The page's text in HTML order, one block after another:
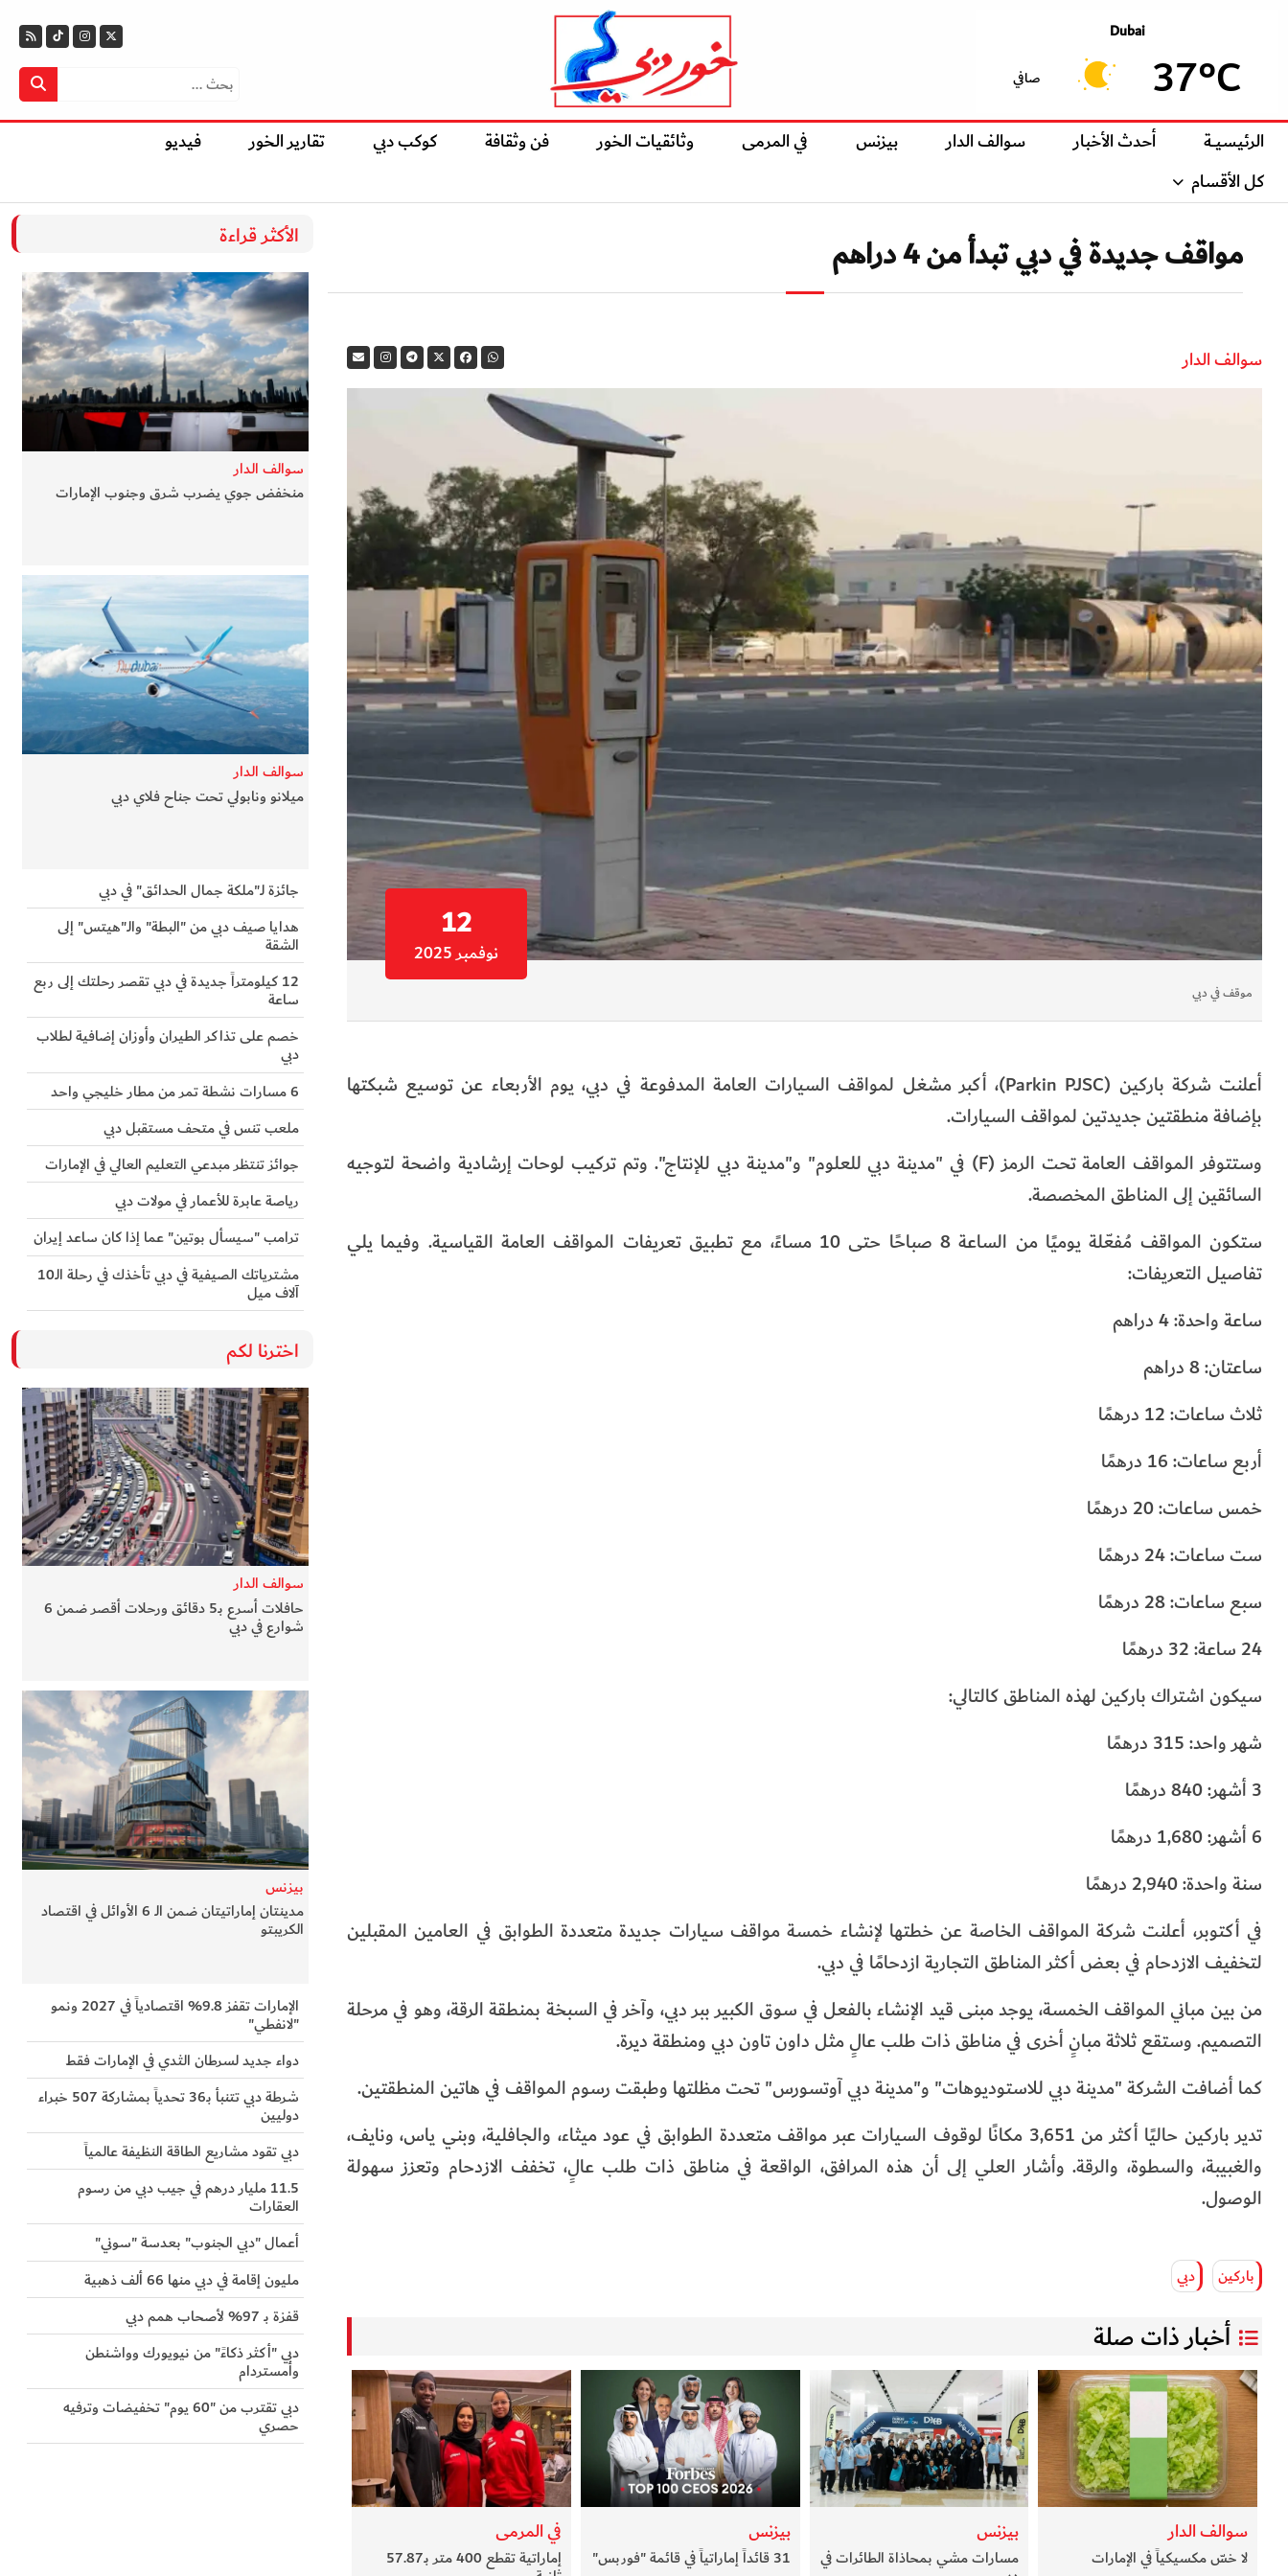
Dubai
37°C صافي
الرئيسيــة أحدث الأخبار سوالف الدار بيزنس في المرمى وثائقيات الخور فن وثقافة كوكب دبي تقارير الخور
فيديو
كل الأقسام
مواقف جديدة في دبي تبدأ من 4 دراهم
سوالف الدار
12
نوفمبر 2025
موقف في دبي
أعلنت شركة باركين (Parkin PJSC)، أكبر مشغل لمواقف السيارات العامة المدفوعة في دبي، يوم الأربعاء عن توسيع شبكتها
بإضافة منطقتين جديدتين لمواقف السيارات.
وستتوفر المواقف العامة تحت الرمز (F) في "مدينة دبي للعلوم" و"مدينة دبي للإنتاج". وتم تركيب لوحات إرشادية واضحة لتوجيه
السائقين إلى المناطق المخصصة.
ستكون المواقف مُفعّلة يوميًا من الساعة 8 صباحًا حتى 10 مساءً، مع تطبيق تعريفات المواقف العامة القياسية. وفيما يلي
تفاصيل التعريفات:
ساعة واحدة: 4 دراهم
ساعتان: 8 دراهم
ثلاث ساعات: 12 درهمًا
أربع ساعات: 16 درهمًا
خمس ساعات: 20 درهمًا
ست ساعات: 24 درهمًا
سبع ساعات: 28 درهمًا
24 ساعة: 32 درهمًا
سيكون اشتراك باركين لهذه المناطق كالتالي:
شهر واحد: 315 درهمًا
3 أشهر: 840 درهمًا
6 أشهر: 1,680 درهمًا
سنة واحدة: 2,940 درهمًا
في أكتوبر، أعلنت شركة المواقف الخاصة عن خطتها لإنشاء خمسة مواقف سيارات جديدة متعددة الطوابق في العامين المقبلين
لتخفيف الازدحام في بعض أكثر المناطق التجارية ازدحامًا في دبي.
من بين مباني المواقف الخمسة، يوجد مبنى قيد الإنشاء بالفعل في سوق الكبير ببر دبي، وآخر في السبخة بمنطقة الرقة، وهو في مرحلة
التصميم. وستقع ثلاثة مبانٍ أخرى في مناطق ذات طلب عالٍ مثل داون تاون دبي ومنطقة ديرة.
كما أضافت الشركة "مدينة دبي للاستوديوهات" و"مدينة دبي آوتسورس" تحت مظلتها وطبقت رسوم المواقف في هاتين المنطقتين.
تدير باركين حاليًا أكثر من 3,651 مكانًا لوقوف السيارات عبر مواقف متعددة الطوابق في عود ميثاء، والجافلية، وبني ياس، ونايف،
والغبيبة، والسطوة، والرقة. وأشار العلي إلى أن هذه المرافق، الواقعة في مناطق ذات طلب عالٍ، تخفف الازدحام وتعزز سهولة
الوصول.
باركين دبي
أخبار ذات صلة
سوالف الدار
لا خسّ مكسيكياً في الإمارات
بيزنس
مسارات مشي بمحاذاة الطائرات في
بيزنس
31 قائداً إماراتياً في قائمة "فوربس"
في المرمى
إماراتية تقطع 400 متر بـ57.87
الأكثر قراءة
سوالف الدار
منخفض جوي يضرب شرق وجنوب الإمارات
سوالف الدار
ميلانو ونابولي تحت جناح فلاي دبي
جائزة لـ"ملكة جمال الحدائق" في دبي
هدايا صيف دبي من "البطة" والـ"هيتس" إلى
الشقة
12 كيلومتراً جديدة في دبي تقصر رحلتك إلى ربع
ساعة
خصم على تذاكر الطيران وأوزان إضافية لطلاب
دبي
6 مسارات نشطة تمر من مطار خليجي واحد
ملعب تنس في متحف مستقبل دبي
جوائز تنتظر مبدعي التعليم العالي في الإمارات
رياصة عابرة للأعمار في مولات دبي
ترامب "سيسأل بوتين" عما إذا كان ساعد إيران
مشترياتك الصيفية في دبي تأخذك في رحلة الـ10
آلاف ميل
اخترنا لكم
سوالف الدار
حافلات أسرع بـ5 دقائق ورحلات أقصر ضمن 6
شوارع في دبي
بيزنس
مدينتان إماراتيتان ضمن الـ 6 الأوائل في اقتصاد
الكريبتو
الإمارات تقفز 9.8% اقتصادياً في 2027 ونمو
"لانفطي"
دواء جديد لسرطان الثدي في الإمارات فقط
شرطة دبي تتنبأ بـ36 تحدياً بمشاركة 507 خبراء
دوليين
دبي تقود مشاريع الطاقة النظيفة عالمياً
11.5 مليار درهم في جيب دبي من رسوم
العقارات
أعمال "دبي الجنوب" بعدسة "سوني"
مليون إقامة في دبي منها 66 ألف ذهبية
قفزة بـ 97% لأصحاب همم دبي
دبي "أكثر ذكاءً" من نيويورك وواشنطن
وأمستردام
دبي تقترب من "60 يوم" تخفيضات وترفيه
حصري